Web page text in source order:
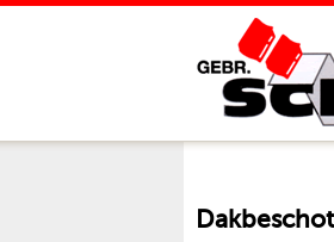
Dakbeschot